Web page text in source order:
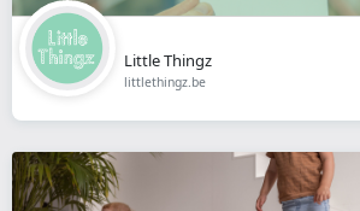
Little Thingz
littlethingz.be